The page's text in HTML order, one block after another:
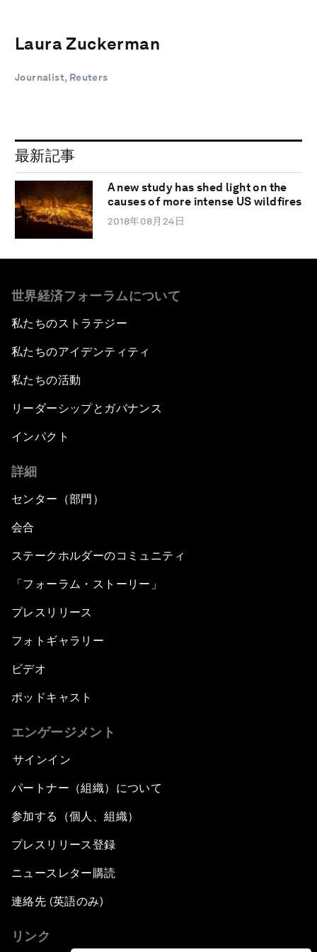
Laura Zuckerman
Journalist, Reuters
最新記事
A new study has shed light on the
causes of more intense US wildfires
2018年08月24日
世界経済フォーラムについて
私たちのストラテジー
私たちのアイデンティティ
私たちの活動
リーダーシップとガバナンス
インパクト
詳細
センター（部門）
会合
ステークホルダーのコミュニティ
「フォーラム・ストーリー」
プレスリリース
フォトギャラリー
ビデオ
ポッドキャスト
エンゲージメント
サインイン
パートナー（組織）について
参加する（個人、組織）
プレスリリース登録
ニュースレター購読
連絡先 (英語のみ)
リンク